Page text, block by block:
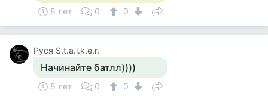
8 лет 0 0
Руся S.t.a.l.k.e.r.
Начинайте батлл))))
8 лет 0 0